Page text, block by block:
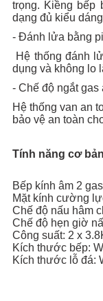
trọng. Kiềng bếp
dạng đủ kiểu
- Đánh lửa bằng
Hệ thống đánh
dụng và không lo
- Chế độ ngắt gas
Hệ thống van an
bảo vệ an toàn
Tính năng cơ
Bếp kính âm 2 gas
Mặt kính cường
Chế độ nấu hâm
Chế độ hẹn giờ
Công suất: 2 x
Kích thước bếp:
Kích thước lỗ đá: